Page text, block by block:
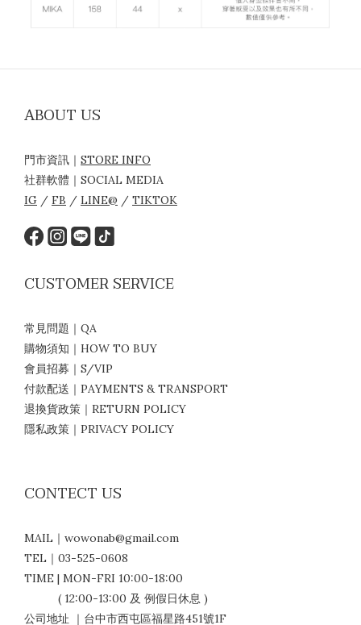
ABOUT US
門市資訊｜ STORE INFO
社群軟體｜SOCIAL MEDIA
IG / FB / LINE@ / TIKTOK
CUSTOMER SERVICE
常見問題｜QA
購物須知｜HOW TO BUY
會員招募｜S/VIP
付款配送｜PAYMENTS & TRANSPORT
退換貨政策｜RETURN POLICY
隱私政策｜PRIVACY POLICY
CONTECT US
MAIL｜wowonab@gmail.com
TEL｜03-525-0608
TIME | MON-FRI 10:00-18:00
( 12:00-13:00 及 例假日休息 )
公司地址 ｜台中市西屯區福星路451號1F